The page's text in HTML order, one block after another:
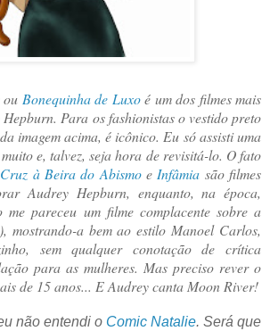
ou Bonequinha de Luxoé um dos filmes mais
Para os fashionistas o vestido preto
imagem acima, é icônico. Eu só assisti uma
e, talvez, seja hora de revisitá-lo. O fato
à Beira do AbismoeInfâmia são filmes
Audrey Hepburn, enquanto, na época,
me pareceu um filme complacente sobre a
mostrando-a bem ao estilo Manoel Carlos,
sem qualquer conotação de crítica
para as mulheres. Mas preciso rever o
de 15 anos... E Audrey canta Moon River!
não entendi o Comic Natalie. Será que